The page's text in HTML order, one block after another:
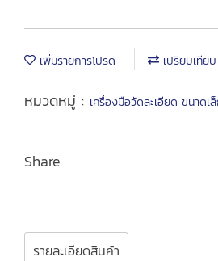
เพิ่มรายการโปรด เปรียบเทียบ
หมวดหมู่ : เครื่องมือวัดละเอียด ขนาดเ
Share
รายละเอียดสินค้า